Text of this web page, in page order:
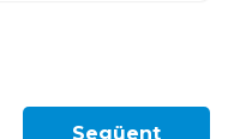
Següent